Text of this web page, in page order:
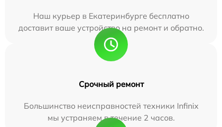
Наш курьер в Екатеринбурге бесплатно
доставит ваше устройство на ремонт и обратно.
Срочный ремонт
Большинство неисправностей техники Infinix
мы устраняем в течение 2 часов.